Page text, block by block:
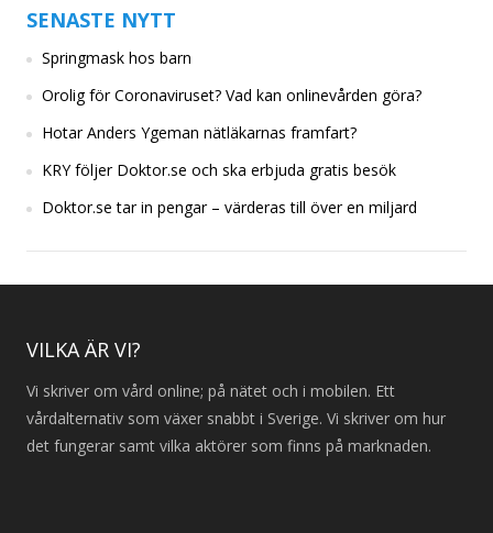
SENASTE NYTT
Springmask hos barn
Orolig för Coronaviruset? Vad kan onlinevården göra?
Hotar Anders Ygeman nätläkarnas framfart?
KRY följer Doktor.se och ska erbjuda gratis besök
Doktor.se tar in pengar – värderas till över en miljard
VILKA ÄR VI?
Vi skriver om vård online; på nätet och i mobilen. Ett
vårdalternativ som växer snabbt i Sverige. Vi skriver om hur
det fungerar samt vilka aktörer som finns på marknaden.